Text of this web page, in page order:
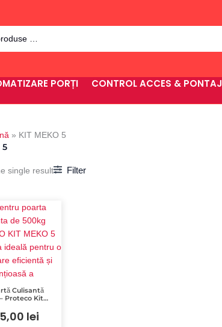
PORȚI CONTROL ACCES & PONTAJ
» KIT MEKO 5
5
single result Filter
Culisantă
Proteco Kit
și
lei